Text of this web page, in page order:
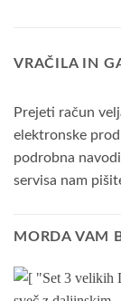
VRAČILA IN
Prejeti račun
elektronske
podrobna
servisa nam
MORDA VAM